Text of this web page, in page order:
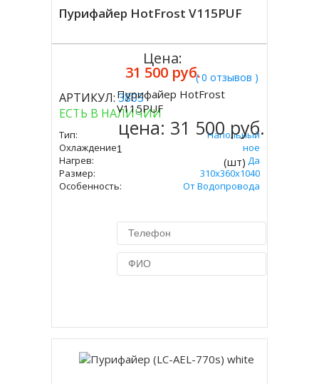
Пурифайер HotFrost V115PUF
( 0 отзывов )
АРТИКУЛ:3805
ЕСТЬ В НАЛИЧИИ
Тип:
Напольный
Охлаждение:
Компрессорное
Нагрев:
Да
Размер:
310х360х1040
Особенность:
От Водопровода
Цена:
31 500 руб.
Купить
Пурифайер HotFrost
V115PUF
цена: 31 500 руб.
(шт)